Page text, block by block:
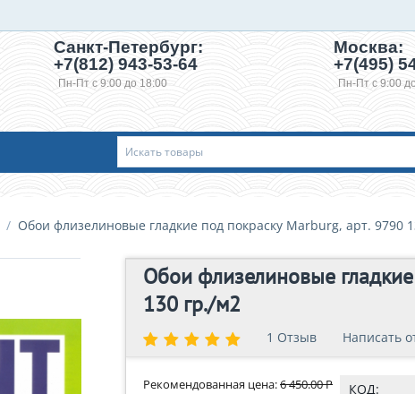
Санкт-Петербург:
+7(812) 943-53-64
Пн-Пт с 9:00 до 18:00
Москва:
+7(495)
Пн-Пт с 9:00
/ Обои флизелиновые гладкие под покраску Marburg, арт. 9790
Обои флизелиновые
130 гр./м2
1 Отзыв
Рекомендованная цена:6 450.00Р
1 Отзыв Написать
КОД: